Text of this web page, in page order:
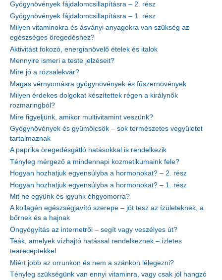
Gyógynövények fájdalomcsillapításra – 2. rész
Gyógynövények fájdalomcsillapításra – 1. rész
Milyen vitaminokra és ásványi anyagokra van szükség az
egészséges öregedéshez?
Aktivitást fokozó, energianövelő ételek és italok
Mennyire ismeri a teste jelzéseit?
Mire jó a rózsalekvár?
Magas vérnyomásra gyógynövények és fűszernövények
Milyen érdekes dolgokat készítettek régen a királynők
rozmaringból?
Mire figyeljünk, amikor multivitamint veszünk?
Gyógynövények és gyümölcsök – sok természetes vegyületet
tartalmaznak
A paprika öregedésgátló hatásokkal is rendelkezik
Tényleg mérgező a mindennapi kozmetikumaink fele?
Hogyan hozhatjuk egyensúlyba a hormonokat? – 2. rész
Hogyan hozhatjuk egyensúlyba a hormonokat? – 1. rész
Mit ne együnk és igyunk éhgyomorra?
A kollagén egészségjavító szerepe – jót tesz az ízületeknek, a
bőrnek és a hajnak
Öngyógyítás az internetről – segít vagy veszélyes út?
Teák, amelyek vízhajtó hatással rendelkeznek – ízletes
teareceptekkel
Miért jobb az orrunkon és nem a szánkon lélegezni?
Tényleg szükségünk van ennyi vitaminra, vagy csak jól hangzó